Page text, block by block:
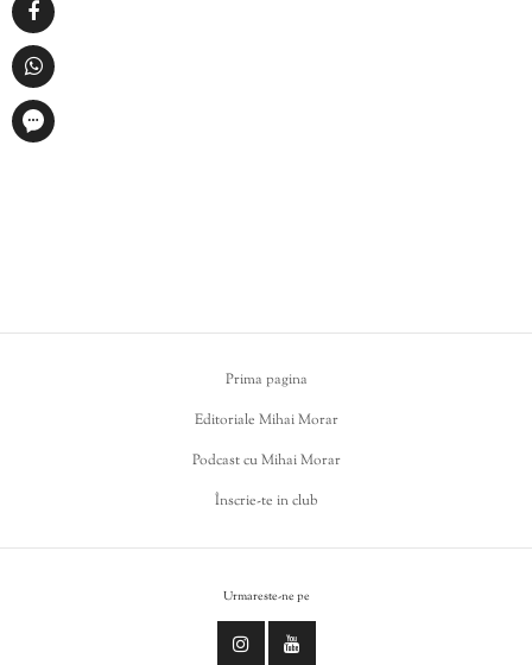
Prima pagina
Editoriale Mihai Morar
Podcast cu Mihai Morar
Înscrie-te in club
Urmareste-ne pe